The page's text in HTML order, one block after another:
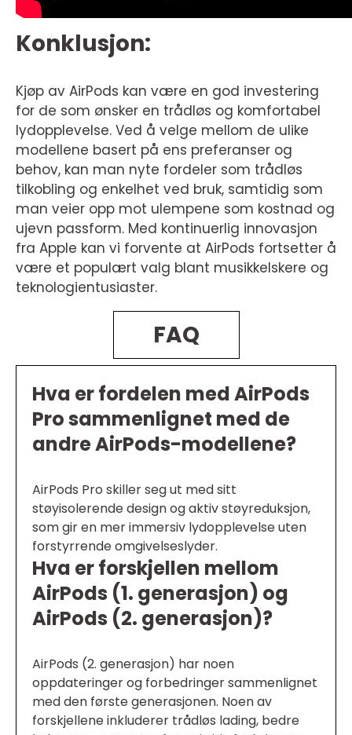
Konklusjon:
Kjøp av AirPods kan være en god investering
for de som ønsker en trådløs og komfortabel
lydopplevelse. Ved å velge mellom de ulike
modellene basert på ens preferanser og
behov, kan man nyte fordeler som trådløs
tilkobling og enkelhet ved bruk, samtidig som
man veier opp mot ulempene som kostnad og
ujevn passform. Med kontinuerlig innovasjon
fra Apple kan vi forvente at AirPods fortsetter å
være et populært valg blant musikkelskere og
teknologientusiaster.
FAQ
Hva er fordelen med AirPods
Pro sammenlignet med de
andre AirPods-modellene?
AirPods Pro skiller seg ut med sitt
støyisolerende design og aktiv støyreduksjon,
som gir en mer immersiv lydopplevelse uten
forstyrrende omgivelseslyder.
Hva er forskjellen mellom
AirPods (1. generasjon) og
AirPods (2. generasjon)?
AirPods (2. generasjon) har noen
oppdateringer og forbedringer sammenlignet
med den første generasjonen. Noen av
forskjellene inkluderer trådløs lading, bedre